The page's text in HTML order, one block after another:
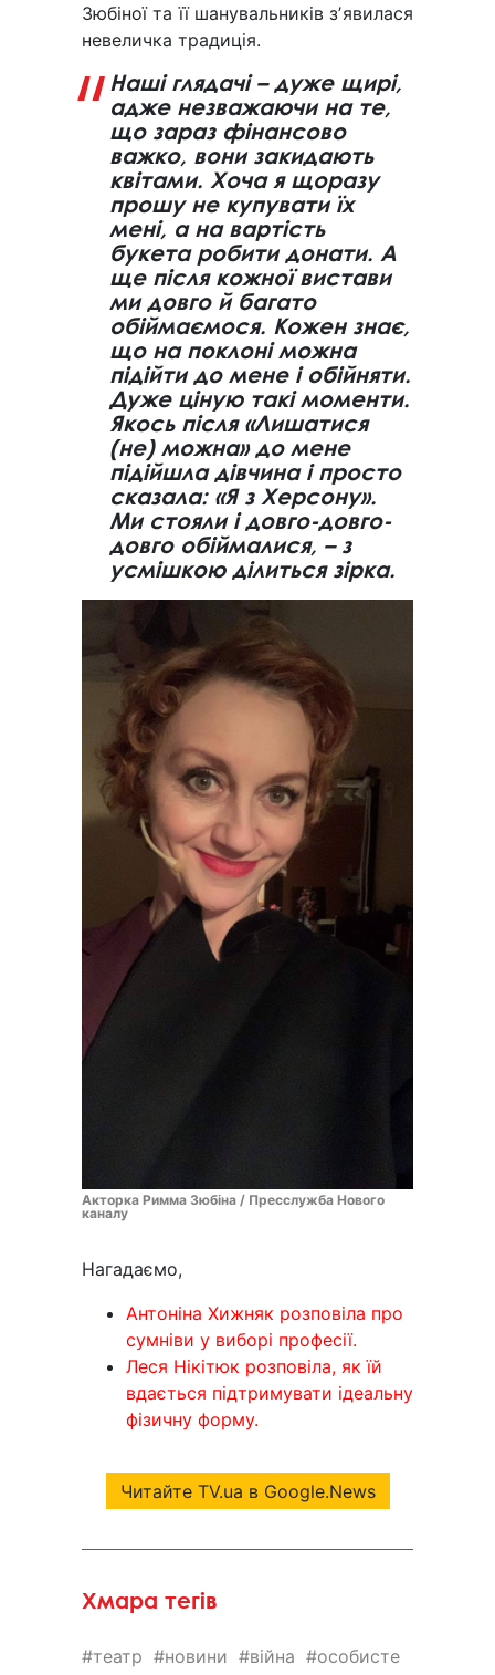
Зюбіної та її шанувальників зʼявилася
невеличка традиція.
Наші глядачі – дуже щирі,
адже незважаючи на те,
що зараз фінансово
важко, вони закидають
квітами. Хоча я щоразу
прошу не купувати їх
мені, а на вартість
букета робити донати. А
ще після кожної вистави
ми довго й багато
обіймаємося. Кожен знає,
що на поклоні можна
підійти до мене і обійняти.
Дуже ціную такі моменти.
Якось після «Лишатися
(не) можна» до мене
підійшла дівчина і просто
сказала: «Я з Херсону».
Ми стояли і довго-довго-
довго обіймалися, – з
усмішкою ділиться зірка.
Акторка Римма Зюбіна / Пресслужба Нового
каналу
Нагадаємо,
Антоніна Хижняк розповіла про
сумніви у виборі професії.
Леся Нікітюк розповіла, як їй
вдається підтримувати ідеальну
фізичну форму.
Читайте TV.ua в Google.News
Хмара тегів
театр новини війна
особисте